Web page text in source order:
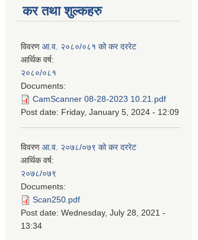
कर तथा शुल्कहरु
विवरण आ.व. २०८०/०८१ को कर दररेट
आर्थिक वर्ष:
२०८०/०८१
Documents:
CamScanner 08-28-2023 10.21.pdf
Post date: Friday, January 5, 2024 - 12:09
विवरण आ.व. २०७८/०७९ को कर दररेट
आर्थिक वर्ष:
२०७८/०७९
Documents:
Scan250.pdf
Post date: Wednesday, July 28, 2021 -
13:34